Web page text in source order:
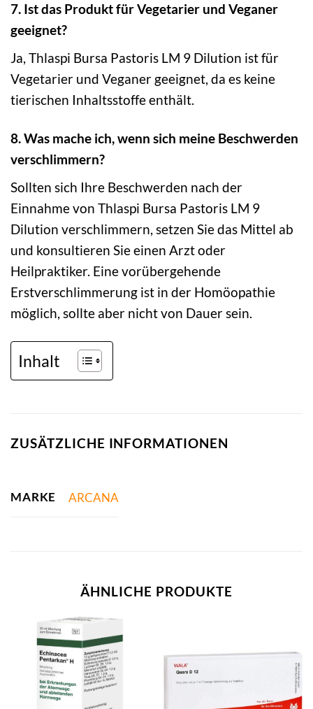
7. Ist das Produkt für Vegetarier und Veganer
geeignet?
Ja, Thlaspi Bursa Pastoris LM 9 Dilution ist für
Vegetarier und Veganer geeignet, da es keine
tierischen Inhaltsstoffe enthält.
8. Was mache ich, wenn sich meine Beschwerden
verschlimmern?
Sollten sich Ihre Beschwerden nach der
Einnahme von Thlaspi Bursa Pastoris LM 9
Dilution verschlimmern, setzen Sie das Mittel ab
und konsultieren Sie einen Arzt oder
Heilpraktiker. Eine vorübergehende
Erstverschlimmerung ist in der Homöopathie
möglich, sollte aber nicht von Dauer sein.
Inhalt
ZUSÄTZLICHE INFORMATIONEN
MARKE ARCANA
ÄHNLICHE PRODUKTE